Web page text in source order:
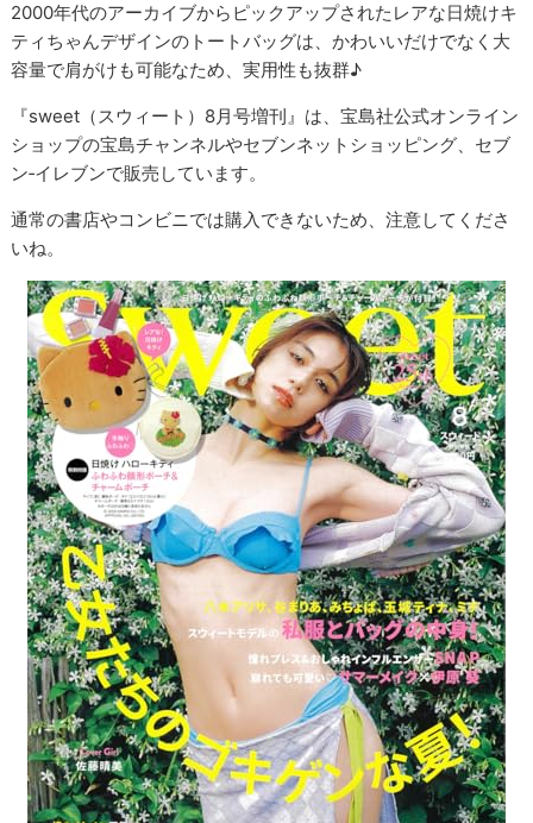
2000年代のアーカイブからピックアップされたレアな日焼けキ
ティちゃんデザインのトートバッグは、かわいいだけでなく大
容量で肩がけも可能なため、実用性も抜群♪
『sweet（スウィート）8月号増刊』は、宝島社公式オンライン
ショップの宝島チャンネルやセブンネットショッピング、セブ
ン‐イレブンで販売しています。
通常の書店やコンビニでは購入できないため、注意してくださ
いね。